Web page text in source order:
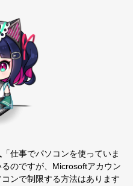
「仕事でパソコンを使っていま
のですが、Microsoftアカウン
ンで制限する方法はあります